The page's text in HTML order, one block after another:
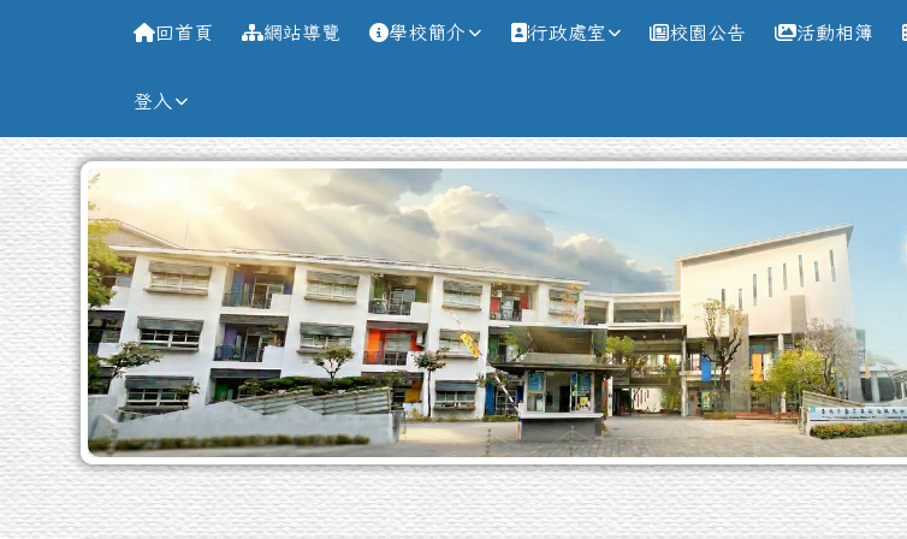
台南市新南國小全球資訊網
回首頁 網站導覽 學校簡介 行政處室 校園公告 活動相簿
登入
工具列